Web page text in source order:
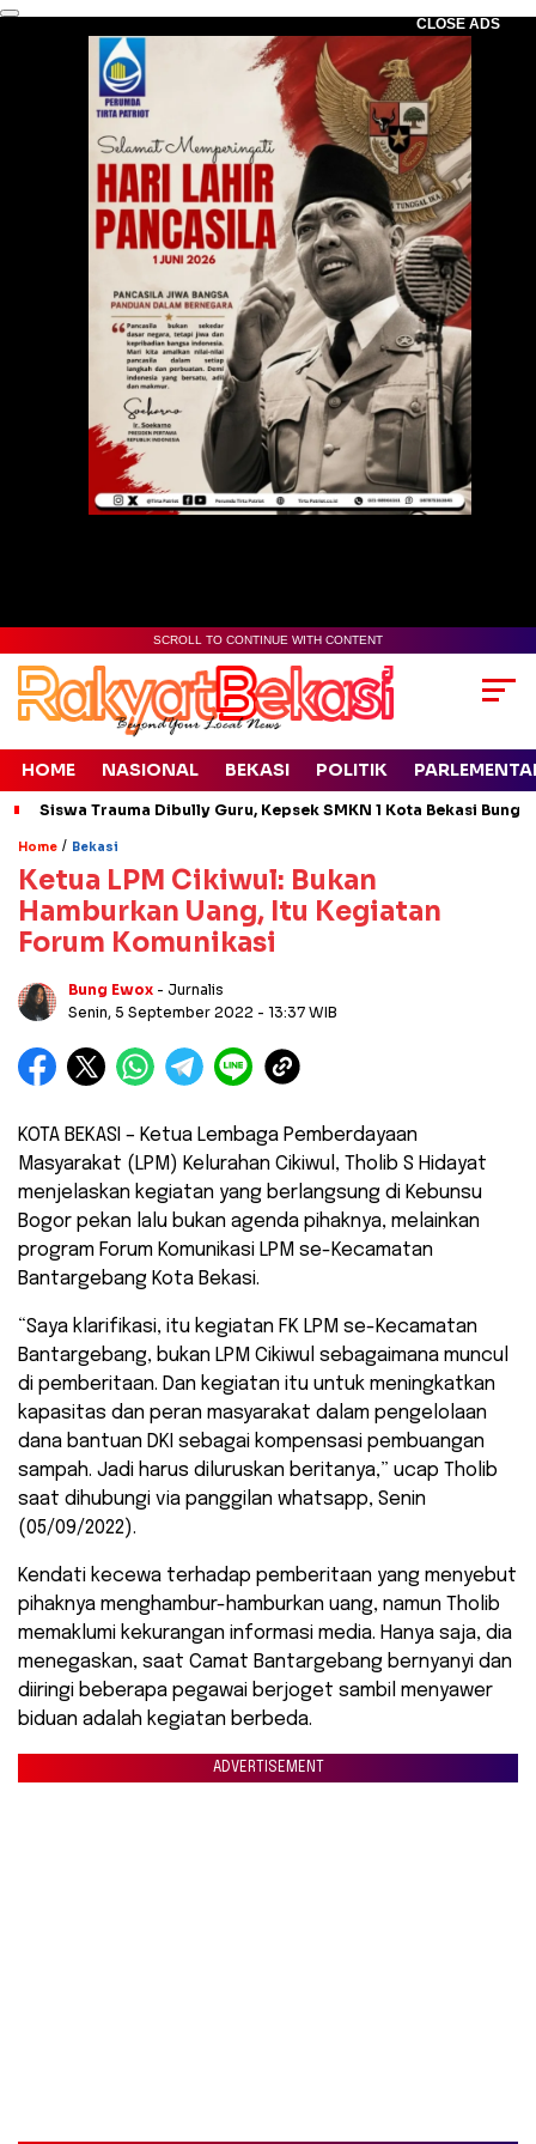
CLOSE ADS
SCROLL TO CONTINUE WITH CONTENT
HOME NASIONAL BEKASI POLITIK
Siswa Trauma Dibully Guru, Kepsek SMKN 1 Kota Bekasi
Home / Bekasi
Ketua LPM Cikiwul: Bukan
Hamburkan Uang, Itu Kegiatan
Forum Komunikasi
Bung Ewox - Jurnalis
Senin, 5 September 2022 - 13:37 WIB
KOTA BEKASI – Ketua Lembaga Pemberdayaan
Masyarakat (LPM) Kelurahan Cikiwul, Tholib S Hidayat
menjelaskan kegiatan yang berlangsung di Kebunsu
Bogor pekan lalu bukan agenda pihaknya, melainkan
program Forum Komunikasi LPM se-Kecamatan
Bantargebang Kota Bekasi.
“Saya klarifikasi, itu kegiatan FK LPM se-Kecamatan
Bantargebang, bukan LPM Cikiwul sebagaimana muncul
di pemberitaan. Dan kegiatan itu untuk meningkatkan
kapasitas dan peran masyarakat dalam pengelolaan
dana bantuan DKI sebagai kompensasi pembuangan
sampah. Jadi harus diluruskan beritanya,” ucap Tholib
saat dihubungi via panggilan whatsapp, Senin
(05/09/2022).
Kendati kecewa terhadap pemberitaan yang menyebut
pihaknya menghambur-hamburkan uang, namun Tholib
memaklumi kekurangan informasi media. Hanya saja, dia
menegaskan, saat Camat Bantargebang bernyanyi dan
diiringi beberapa pegawai berjoget sambil menyawer
biduan adalah kegiatan berbeda.
ADVERTISEMENT